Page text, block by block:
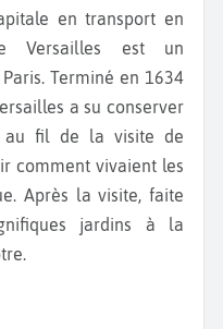
Versailles est un
Terminé en 1634
a su conserver
au fil de la visite de
comment vivaient les
Après la visite, faite
jardins à la